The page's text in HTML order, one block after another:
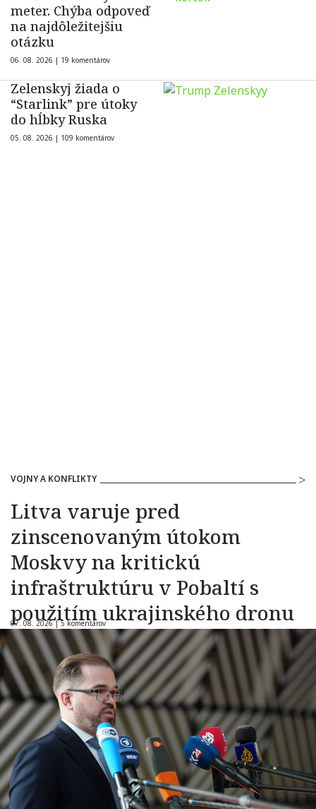
meter. Chýba odpoveď
na najdôležitejšiu
otázku
06. 08. 2026 | 19 komentárov
Zelenskyj žiada o
“Starlink” pre útoky
do hĺbky Ruska
05. 08. 2026 | 109 komentárov
VOJNY A KONFLIKTY
Litva varuje pred
zinscenovaným útokom
Moskvy na kritickú
infraštruktúru v Pobaltí s
použitím ukrajinského dronu
07. 08. 2026 |5 komentárov